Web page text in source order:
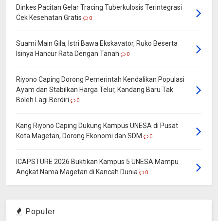
Dinkes Pacitan Gelar Tracing Tuberkulosis Terintegrasi
Cek Kesehatan Gratis
0
Suami Main Gila, Istri Bawa Ekskavator, Ruko Beserta
Isinya Hancur Rata Dengan Tanah
0
Riyono Caping Dorong Pemerintah Kendalikan Populasi
Ayam dan Stabilkan Harga Telur, Kandang Baru Tak
Boleh Lagi Berdiri
0
Kang Riyono Caping Dukung Kampus UNESA di Pusat
Kota Magetan, Dorong Ekonomi dan SDM
0
ICAPSTURE 2026 Buktikan Kampus 5 UNESA Mampu
Angkat Nama Magetan di Kancah Dunia
0
Populer